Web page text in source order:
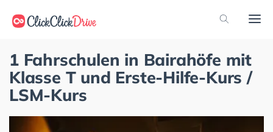
1 Fahrschulen in Bairahöfe mit
Klasse T und Erste-Hilfe-Kurs /
LSM-Kurs